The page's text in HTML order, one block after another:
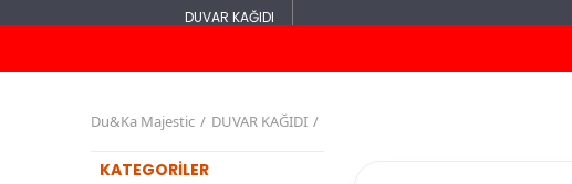
DUVAR KAĞIDI
Du&Ka Majestic DUVAR KAĞIDI
KATEGORİLER